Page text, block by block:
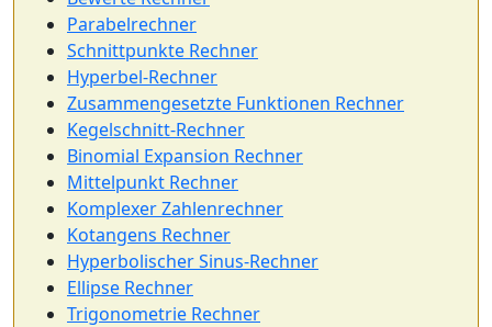
Parabelrechner
Schnittpunkte Rechner
Hyperbel-Rechner
Zusammengesetzte Funktionen Rechner
Kegelschnitt-Rechner
Binomial Expansion Rechner
Mittelpunkt Rechner
Komplexer Zahlenrechner
Kotangens Rechner
Hyperbolischer Sinus-Rechner
Ellipse Rechner
Trigonometrie Rechner